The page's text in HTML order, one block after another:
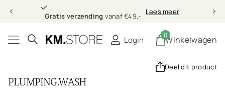
Gratis verzending vanaf €49,- Lees meer
Login Winkelwagen
0
Deel dit product
PLUMPING.WASH